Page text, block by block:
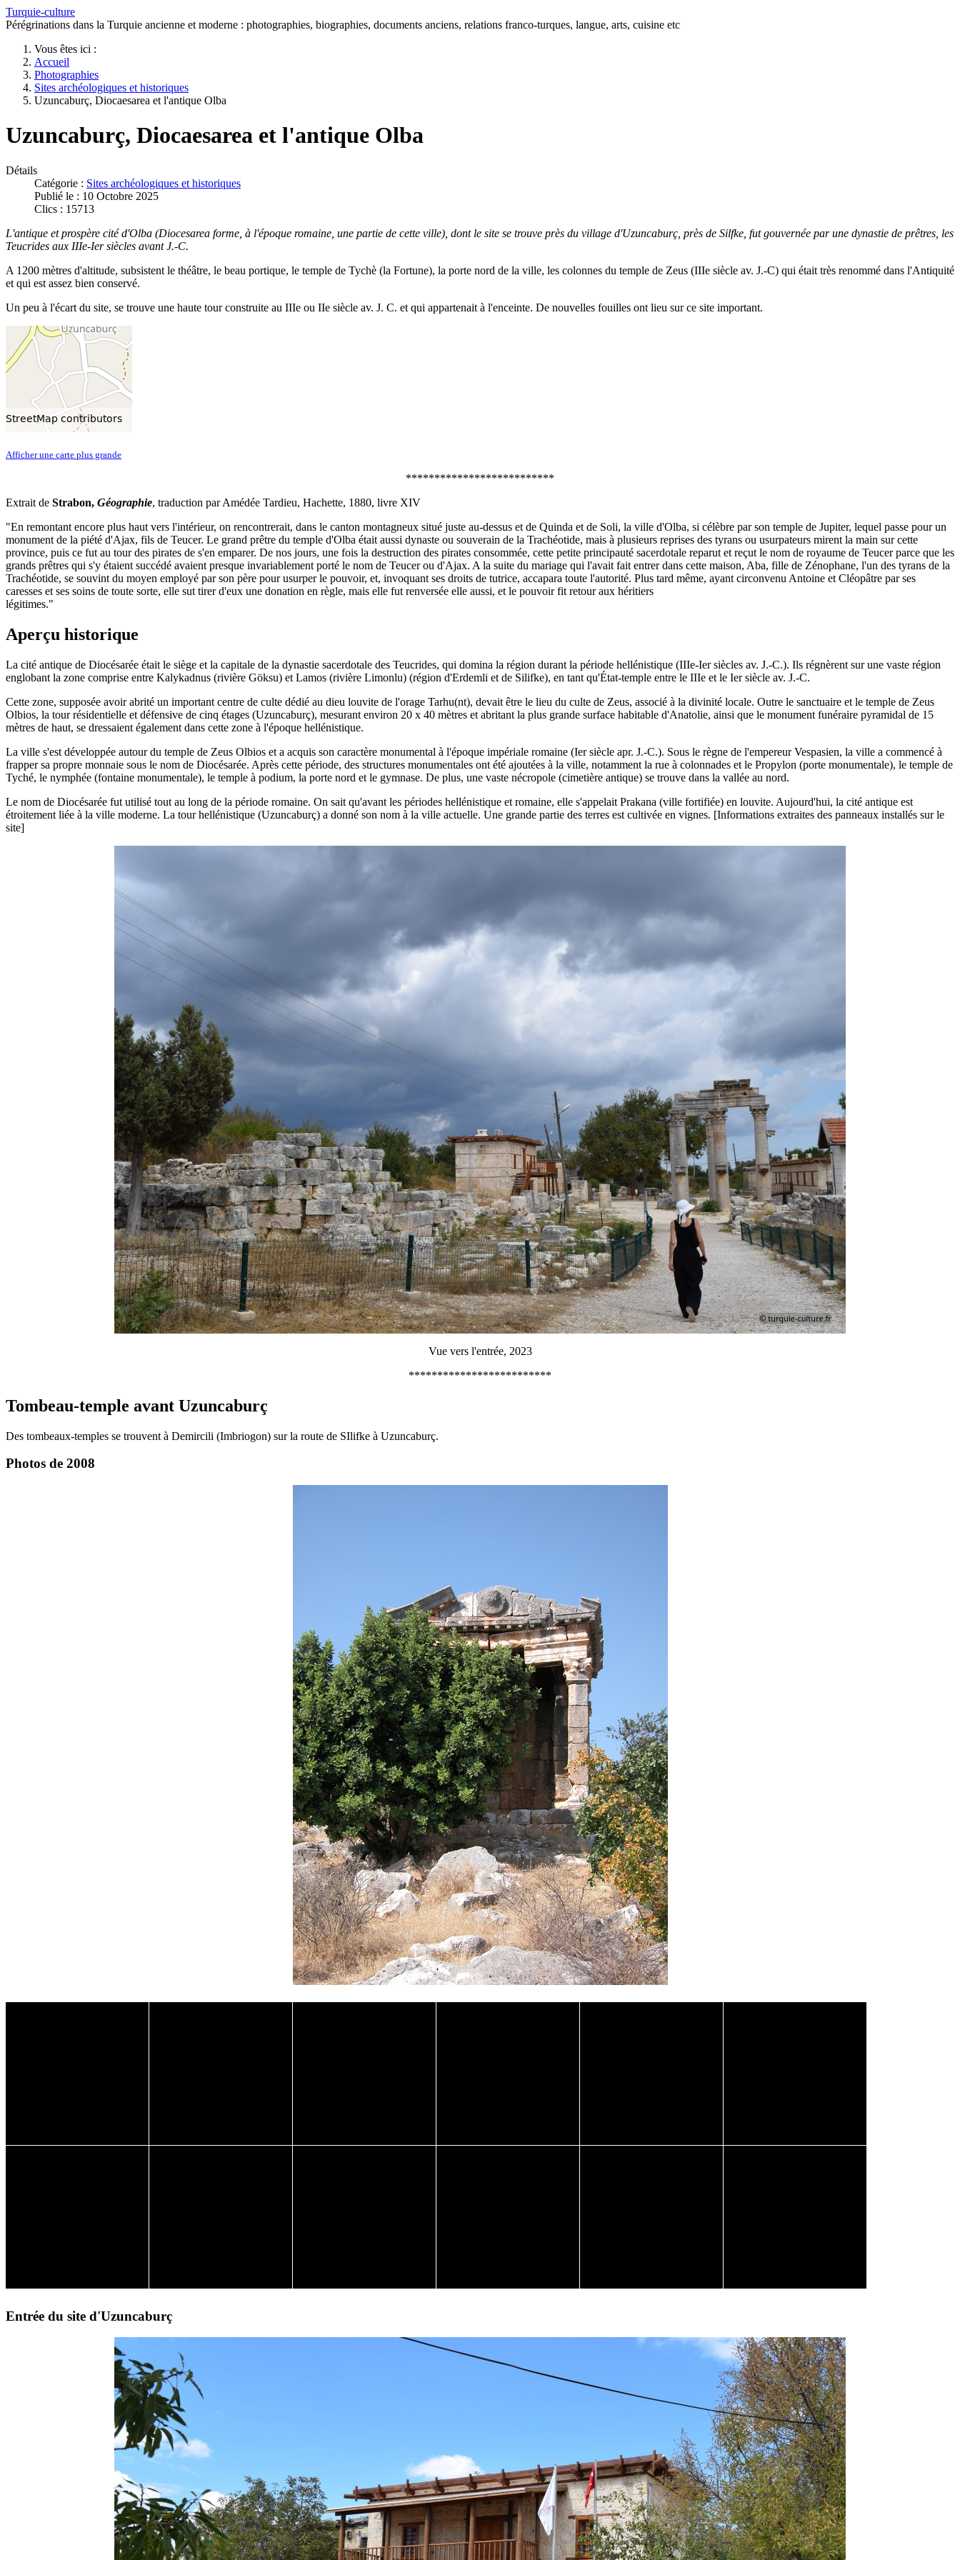
Turquie-culture
Pérégrinations dans la Turquie ancienne et moderne : photographies, biographies, documents anciens, relations franco-turques, langue, arts, cuisine etc
Vous êtes ici :
Accueil
Photographies
Sites archéologiques et historiques
Uzuncaburç, Diocaesarea et l'antique Olba
Uzuncaburç, Diocaesarea et l'antique Olba
Détails
Catégorie : Sites archéologiques et historiques
Publié le : 10 Octobre 2025
Clics : 15713
L'antique et prospère cité d'Olba (Diocesarea forme, à l'époque romaine, une partie de cette ville), dont le site se trouve près du village d'Uzuncaburç, près de Silfke, fut gouvernée par une dynastie de prêtres, les
Teucrides aux IIIe-Ier siècles avant J.-C.
A 1200 mètres d'altitude, subsistent le théâtre, le beau portique, le temple de Tychè (la Fortune), la porte nord de la ville, les colonnes du temple de Zeus (IIIe siècle av. J.-C) qui était très renommé dans l'Antiquité
et qui est assez bien conservé.
Un peu à l'écart du site, se trouve une haute tour construite au IIIe ou IIe siècle av. J. C. et qui appartenait à l'enceinte. De nouvelles fouilles ont lieu sur ce site important.
Afficher une carte plus grande
**************************
Extrait de Strabon, Géographie, traduction par Amédée Tardieu, Hachette, 1880, livre XIV
"En remontant encore plus haut vers l'intérieur, on rencontrerait, dans le canton montagneux situé juste au-dessus et de Quinda et de Soli, la ville d'Olba, si célèbre par son temple de Jupiter, lequel passe pour un
monument de la piété d'Ajax, fils de Teucer. Le grand prêtre du temple d'Olba était aussi dynaste ou souverain de la Trachéotide, mais à plusieurs reprises des tyrans ou usurpateurs mirent la main sur cette
province, puis ce fut au tour des pirates de s'en emparer. De nos jours, une fois la destruction des pirates consommée, cette petite principauté sacerdotale reparut et reçut le nom de royaume de Teucer parce que les
grands prêtres qui s'y étaient succédé avaient presque invariablement porté le nom de Teucer ou d'Ajax. A la suite du mariage qui l'avait fait entrer dans cette maison, Aba, fille de Zénophane, l'un des tyrans de la
Trachéotide, se souvint du moyen employé par son père pour usurper le pouvoir, et, invoquant ses droits de tutrice, accapara toute l'autorité. Plus tard même, ayant circonvenu Antoine et Cléopâtre par ses
caresses et ses soins de toute sorte, elle sut tirer d'eux une donation en règle, mais elle fut renversée elle aussi, et le pouvoir fit retour aux héritiers
légitimes."
Aperçu historique
La cité antique de Diocésarée était le siège et la capitale de la dynastie sacerdotale des Teucrides, qui domina la région durant la période hellénistique (IIIe-Ier siècles av. J.-C.). Ils régnèrent sur une vaste région
englobant la zone comprise entre Kalykadnus (rivière Göksu) et Lamos (rivière Limonlu) (région d'Erdemli et de Silifke), en tant qu'État-temple entre le IIIe et le Ier siècle av. J.-C.
Cette zone, supposée avoir abrité un important centre de culte dédié au dieu louvite de l'orage Tarhu(nt), devait être le lieu du culte de Zeus, associé à la divinité locale. Outre le sanctuaire et le temple de Zeus
Olbios, la tour résidentielle et défensive de cinq étages (Uzuncaburç), mesurant environ 20 x 40 mètres et abritant la plus grande surface habitable d'Anatolie, ainsi que le monument funéraire pyramidal de 15
mètres de haut, se dressaient également dans cette zone à l'époque hellénistique.
La ville s'est développée autour du temple de Zeus Olbios et a acquis son caractère monumental à l'époque impériale romaine (Ier siècle apr. J.-C.). Sous le règne de l'empereur Vespasien, la ville a commencé à
frapper sa propre monnaie sous le nom de Diocésarée. Après cette période, des structures monumentales ont été ajoutées à la ville, notamment la rue à colonnades et le Propylon (porte monumentale), le temple de
Tyché, le nymphée (fontaine monumentale), le temple à podium, la porte nord et le gymnase. De plus, une vaste nécropole (cimetière antique) se trouve dans la vallée au nord.
Le nom de Diocésarée fut utilisé tout au long de la période romaine. On sait qu'avant les périodes hellénistique et romaine, elle s'appelait Prakana (ville fortifiée) en louvite. Aujourd'hui, la cité antique est
étroitement liée à la ville moderne. La tour hellénistique (Uzuncaburç) a donné son nom à la ville actuelle. Une grande partie des terres est cultivée en vignes. [Informations extraites des panneaux installés sur le
site]
Vue vers l'entrée, 2023
*************************
Tombeau-temple avant Uzuncaburç
Des tombeaux-temples se trouvent à Demircili (Imbriogon) sur la route de SIlifke à Uzuncaburç.
Photos de 2008
Entrée du site d'Uzuncaburç